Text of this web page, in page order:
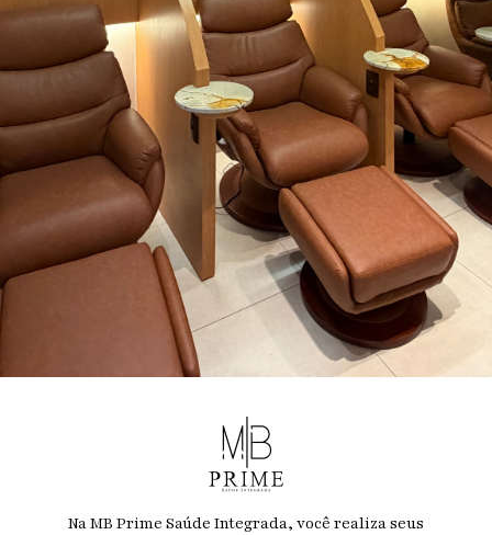
Na MB Prime Saúde Integrada, você realiza seus